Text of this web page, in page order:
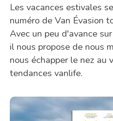
Les vacances estivales
numéro de Van Évasion
Avec un peu d'avance
il nous propose de nous
nous échapper le nez au
tendances vanlife.